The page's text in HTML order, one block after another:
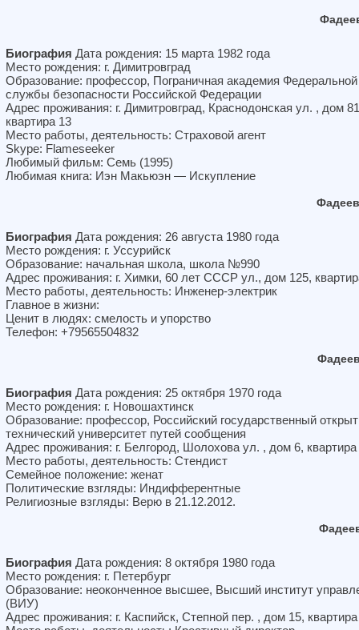
Биография Дата рождения: 15 марта 1982 года
Место рождения: г. Димитровград
Образование: профессор, Пограничная академия Федеральной
службы безопасности Российской Федерации
Адрес проживания: г. Димитровград, Краснодонская ул. , дом
квартира 13
Место работы, деятельность: Страховой агент
Skype: Flameseeker
Любимый фильм: Семь (1995)
Любимая книга: Иэн Макьюэн — Искупление
Биография Дата рождения: 26 августа 1980 года
Место рождения: г. Уссурийск
Образование: начальная школа, школа №990
Адрес проживания: г. Химки, 60 лет СССР ул., дом 125,
Место работы, деятельность: Инженер-электрик
Главное в жизни:
Ценит в людях: смелость и упорство
Телефон: +79565504832
Биография Дата рождения: 25 октября 1970 года
Место рождения: г. Новошахтинск
Образование: профессор, Российский государственный
технический университет путей сообщения
Адрес проживания: г. Белгород, Шолохова ул. , дом 6, квартира
Место работы, деятельность: Стендист
Семейное положение: женат
Политические взгляды: Индифферентные
Религиозные взгляды: Верю в 21.12.2012.
Биография Дата рождения: 8 октября 1980 года
Место рождения: г. Петербург
Образование: неоконченное высшее, Высший институт
(ВИУ)
Адрес проживания: г. Каспийск, Степной пер. , дом 15,